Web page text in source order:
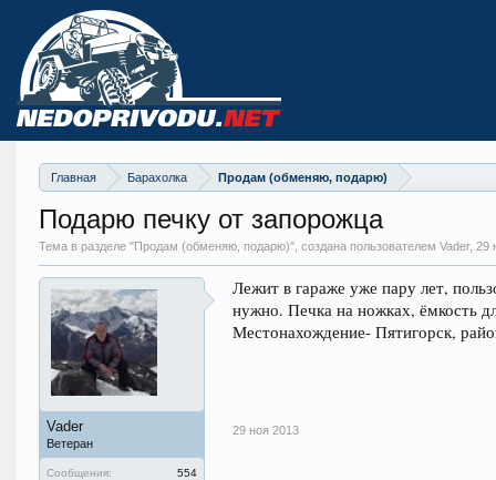
Главная Барахолка Продам (обменяю, подарю)
Подарю печку от запорожца
Тема в разделе "Продам (обменяю, подарю)", создана пользователем Vader, 29
Vader
Ветеран
Сообщения:
554
Лежит в гараже уже пару лет,
нужно. Печка на ножках, ёмкость
Местонахождение- Пятигорск,
29 ноя 2013